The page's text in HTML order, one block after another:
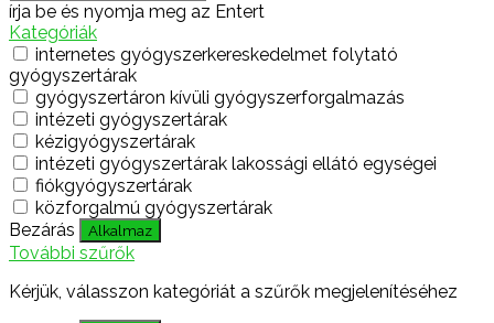
írja be és nyomja meg az Entert
Kategóriák
internetes gyógyszerkereskedelmet folytató
gyógyszertárak
gyógyszertáron kívüli gyógyszerforgalmazás
intézeti gyógyszertárak
kézigyógyszertárak
intézeti gyógyszertárak lakossági ellátó egységei
fiókgyógyszertárak
közforgalmú gyógyszertárak
Bezárás
Alkalmaz
További szűrők
Kérjük, válasszon kategóriát a szűrők megjelenítéséhez